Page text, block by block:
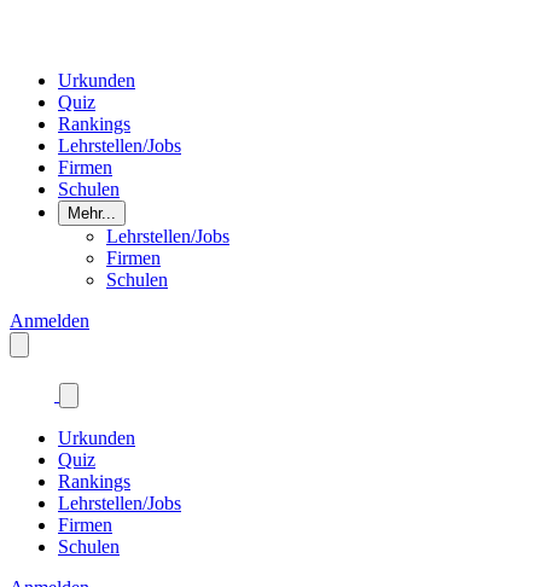
Urkunden
Quiz
Rankings
Lehrstellen/Jobs
Firmen
Schulen
Mehr...
Lehrstellen/Jobs
Firmen
Schulen
Anmelden
Urkunden
Quiz
Rankings
Lehrstellen/Jobs
Firmen
Schulen